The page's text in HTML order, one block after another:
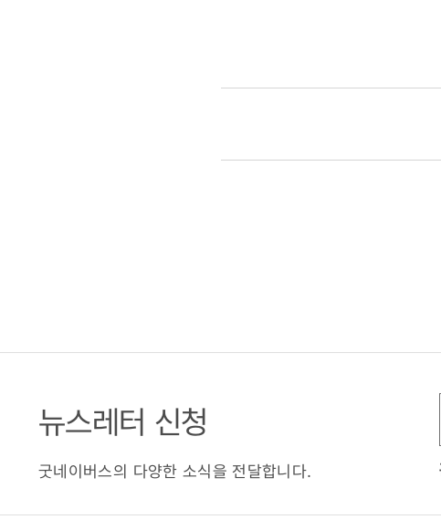
뉴스레터 신청
굿네이버스의 다양한 소식을 전달합니다.